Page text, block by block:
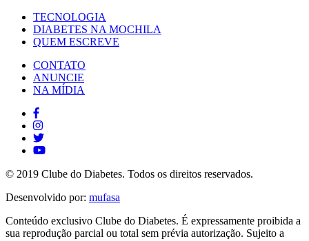
TECNOLOGIA
DIABETES NA MOCHILA
QUEM ESCREVE
CONTATO
ANUNCIE
NA MÍDIA
© 2019 Clube do Diabetes. Todos os direitos reservados.
Desenvolvido por: mufasa
Conteúdo exclusivo Clube do Diabetes. É expressamente proibida a
sua reprodução parcial ou total sem prévia autorização. Sujeito a